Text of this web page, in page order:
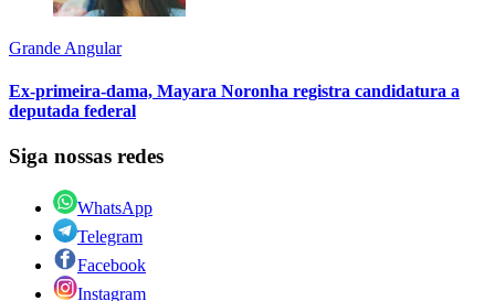
Grande Angular
Ex-primeira-dama, Mayara Noronha registra candidatura a
deputada federal
Siga nossas redes
WhatsApp
Telegram
Facebook
Instagram